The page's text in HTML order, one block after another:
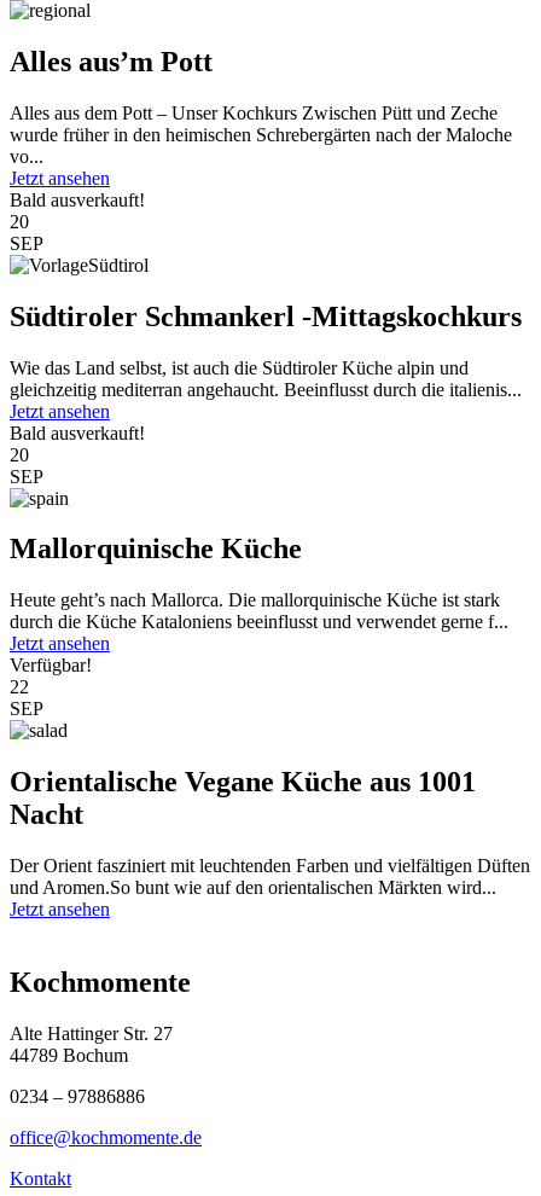
Alles aus’m Pott
Alles aus dem Pott – Unser Kochkurs Zwischen Pütt und Zeche
wurde früher in den heimischen Schrebergärten nach der Maloche
vo...
Jetzt ansehen
Bald ausverkauft!
20
SEP
Südtiroler Schmankerl -Mittagskochkurs
Wie das Land selbst, ist auch die Südtiroler Küche alpin und
gleichzeitig mediterran angehaucht. Beeinflusst durch die italienis...
Jetzt ansehen
Bald ausverkauft!
20
SEP
Mallorquinische Küche
Heute geht’s nach Mallorca. Die mallorquinische Küche ist stark
durch die Küche Kataloniens beeinflusst und verwendet gerne f...
Jetzt ansehen
Verfügbar!
22
SEP
Orientalische Vegane Küche aus 1001
Nacht
Der Orient fasziniert mit leuchtenden Farben und vielfältigen Düften
und Aromen.So bunt wie auf den orientalischen Märkten wird...
Jetzt ansehen
Kochmomente
Alte Hattinger Str. 27
44789 Bochum
0234 – 97886886
office@kochmomente.de
Kontakt